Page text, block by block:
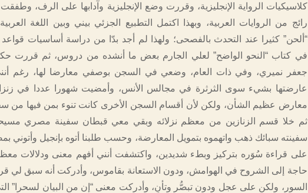
كلاسيكيات الرواية الإنجليزية، وقررت وضع الإنجليزية وآدابها على الرف،
رائج من الروايات العربية، وبهذا اكتمل التطبيع الجزئي بيني وبين اللغة
“ألحن” كثيرا عند التحدث بالفصحى؛ ولهذا لم أجد بدّا من دراسة أساسيات
في كتاب “النحو الواضح” لعلي الجارم بعض ما أنشده من دروس، ثم قررت
جعفر نميري، وفي ذات العام، وضعي في السجن بوصفي معارضا لها، رغم
عارضتها بشيء سوى الثرثرة في مجالس الأنس، وأمضيت شهورا عددا في
معارض عظيم الشأن، ولكن لأن أقسام السجن الأخرى كانت تنوء بمن فيها من
ثم خلا قسم الزنازين من معظم نزلائه وبقي معي قبطان سفينة مصري
سفينته سبائك ذهب واتهموه بتمويل المعارضة، وحسب طلبنا أتوه بإنجيل
على قراءة سُوَره بتركيز وبطء شديدين، واكتشفت أنني أفهم معنى ودلالات
حاجة إلى الشروح في الهوامش، ودون الاستعانة بقاموس، وأدركت أنه سبق لي
السور، ولكن على عجل ودون تبصُّر وتأنٍ، وأدركت معنى “إن من البيان لسحرا”